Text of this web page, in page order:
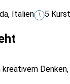
Italien 5
kreativem